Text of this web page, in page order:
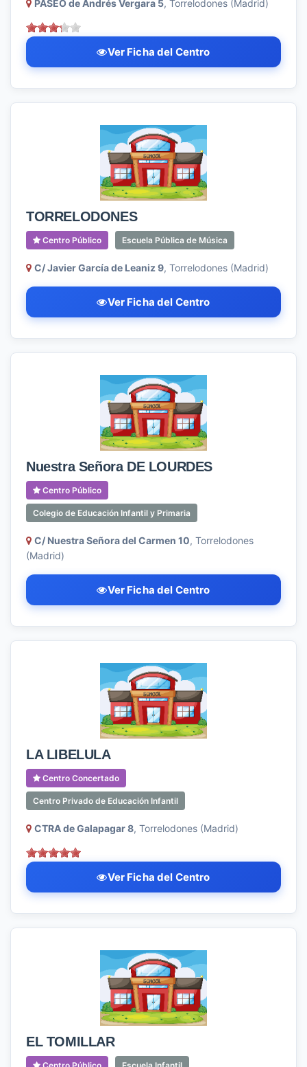
PASEO de Andrés Vergara 5, Torrelodones (Madrid)
Ver Ficha del Centro
TORRELODONES
Centro Público Escuela Pública de Música
C/ Javier García de Leaniz 9, Torrelodones (Madrid)
Ver Ficha del Centro
Nuestra Señora DE LOURDES
Centro Público
Colegio de Educación Infantil y Primaria
C/ Nuestra Señora del Carmen 10, Torrelodones
(Madrid)
Ver Ficha del Centro
LA LIBELULA
Centro Concertado
Centro Privado de Educación Infantil
CTRA de Galapagar 8, Torrelodones (Madrid)
Ver Ficha del Centro
EL TOMILLAR